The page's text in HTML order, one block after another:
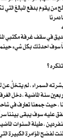
من يقوم بدفع المبالغ
في سقف غرفة مكتبي
السمراء ، لم يتخلَّ
سنة الماضية ، دخل
، حيث جمعنا تعارف في
عليه سوف يبقى بيننا
، طيلة السنوات
لفضح المؤامرة الكبيرة